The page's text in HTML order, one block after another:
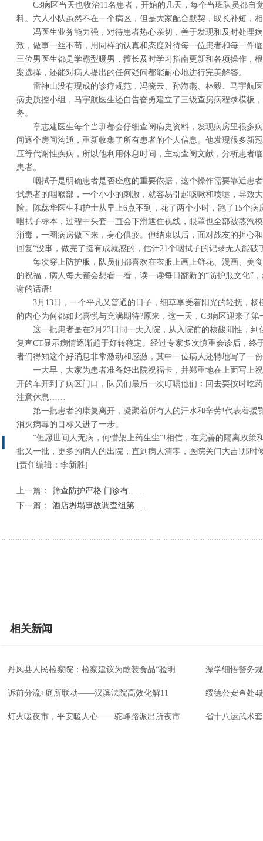
C3病区当天也收治11名患者，开始的几天，每个当班队员都自
料。六人小队虽然不在一个病区，但是大家配合默契，取长补短，
冯医生业务能力强，对待患者热心亲切，善于发现和及时处理
致，做事一丝不苟，用同样的认真和态度对待每一位患者和每一件
三位男医生都是学霸型暖男，擅长及时学习指南更新和各项操作，
案选择，还能对病人提出的任何疑问都能耐心地进行完美解答。
雷神山没有现成的诊疗规范，冯晓云、孙海燕、林毅、马宇航
病史质控小组，马宇航医生还自告奋勇建立了三级查房病程录模板
务。
章志建医生每个当班都会仔细查阅病史资料，发现病房里很多
间逐个房间沟通，重新收集了所有患者的个人信息。他发现很多新
压等代谢性疾病，所以他利用休息时间，主动查阅文献，分析患者
患者。
咽拭子是明确患者是否痊愈的重要依据，这个操作需要靠近患
拭患者的咽喉部，一个小小的刺激，就容易引起咳嗽和喷嚏，导致
险。陈蕊华医生和护士从早上6点不到，花了两个小时，跑了15个
咽拭子标本，过程中头套一直会下滑遮住视线，眼罩也全部被蒸汽
消毒，一圈病房做下来，身心俱疲。但结束以后，面对战友的担心
回复“没事，做完了挺有成就感的，估计21个咽拭子的记录无人能破
每次穿上防护服，队员们都喜欢在衣服上画上鲜花、漫画、美
的祝福，病人每天都会想看一看，读一读每日翻新的“防护服文化”
谢的话语!
3月13日，一个平凡又普通的日子，细草享受着阳光的轻抚，
的内心为何都如此喜悦与充满期待?原来，这一天，C3病区迎来了
这一批患者是在2月23日同一天入院，从入院前的核酸阳性，
复查CT显示病情逐渐趋于好转稳定。经过专家多次慎重会诊后，终
者们得知这个好消息非常激动和感激，其中一位病人还特地写了一
一大早，大家为患者准备好出院祝福卡，并郑重地在上面写上
开的车开到了病区门口，队员们最后一次叮嘱他们：回去要按时吃
注意休息……
第一批患者的康复离开，凝聚着所有人的汗水和辛劳!代表着援
消灭病毒的目标又进了一步。
“但愿世间人无病，何惜架上药生尘”!相信，在完善的隔离政策
批又一批，更多的病人的出院，直到病人清零，医院关门大吉!那时
[责任编辑：李新胜]
上一篇：
筛查防护严格 门诊有......
下一篇：
酒店坍塌事故调查组第......
相关新闻
丹凤县人民检察院：检察建议为散装食品“验明 深学细悟警务
诉前分流+庭所联动——汉滨法院高效化解11 绥德公安查处4
灯火暖夜市，平安暖人心——驼峰路派出所夜市 省十八运武术